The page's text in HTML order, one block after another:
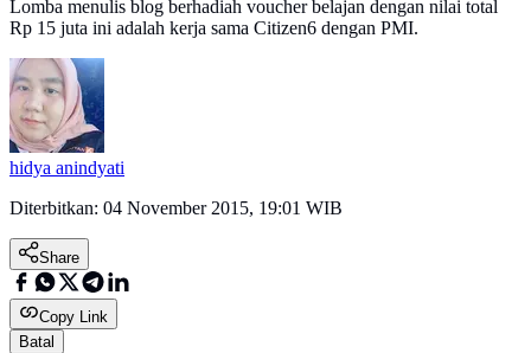
Lomba menulis blog berhadiah voucher belajan dengan nilai total
Rp 15 juta ini adalah kerja sama Citizen6 dengan PMI.
hidya anindyati
Diterbitkan: 04 November 2015, 19:01 WIB
Share
Copy Link
Batal